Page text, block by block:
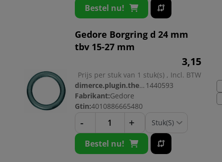
Bestel nu!
Gedore Borgring d 24 mm
tbv 15-27 mm
3,15
Prijs per stuk van 1 stuk(s) , Incl. BTW
dimerce.plugin.theme.productnr: 1440593
Fabrikant:Gedore
Gtin:4010886665480
- +
Bestel nu!